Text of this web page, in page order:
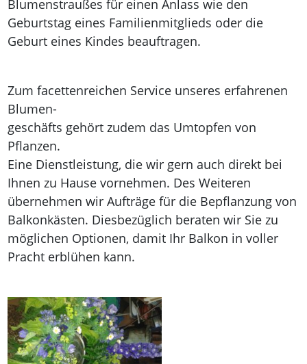
Blumenstraußes für einen Anlass wie den
Geburtstag eines Familienmitglieds oder die
Geburt eines Kindes beauftragen.
Zum facettenreichen Service unseres erfahrenen
Blumen-
geschäfts gehört zudem das Umtopfen von
Pflanzen.
Eine Dienstleistung, die wir gern auch direkt bei
Ihnen zu Hause vornehmen. Des Weiteren
übernehmen wir Aufträge für die Bepflanzung von
Balkonkästen. Diesbezüglich beraten wir Sie zu
möglichen Optionen, damit Ihr Balkon in voller
Pracht erblühen kann.